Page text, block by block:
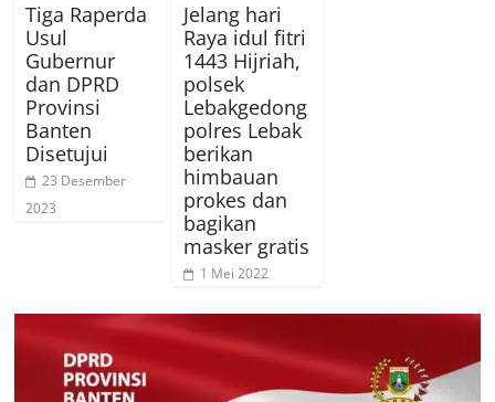
Tiga Raperda
Usul
Gubernur
dan DPRD
Provinsi
Banten
Disetujui
23 Desember
2023
Jelang hari
Raya idul fitri
1443 Hijriah,
polsek
Lebakgedong
polres Lebak
berikan
himbauan
prokes dan
bagikan
masker gratis
1 Mei 2022